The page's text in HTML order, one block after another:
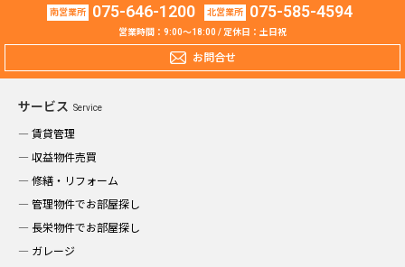
075-646-1200 075-585-4594
営業時間：9:00～18:00 / 定休日：土日祝
お問合せ
サービス Service
賃貸管理
収益物件売買
修繕・リフォーム
管理物件でお部屋探し
長栄物件でお部屋探し
ガレージ